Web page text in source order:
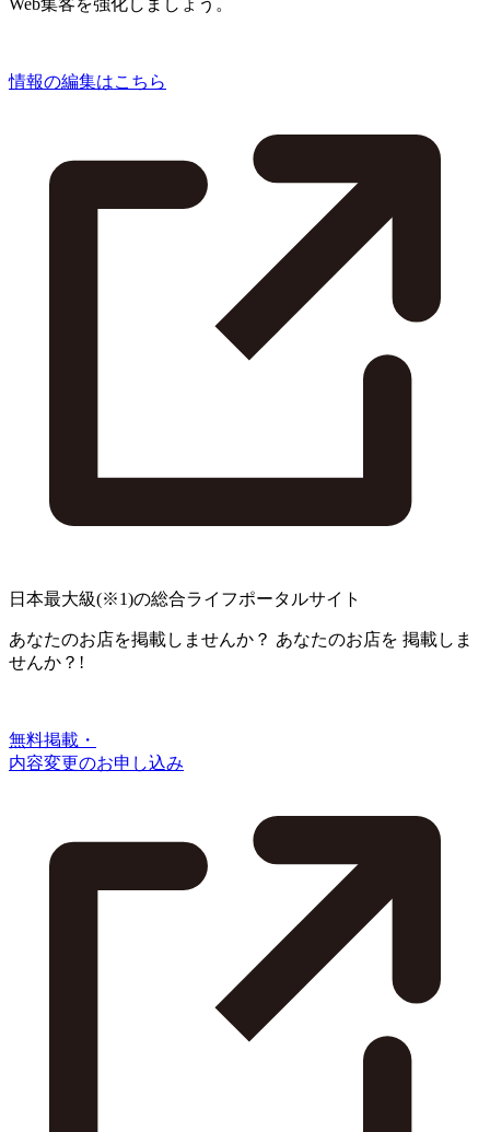
情報の編集はこちら
日本最大級(※1)の総合ライフポータルサイト
あなたのお店を掲載しませんか？ あなたのお店を 掲載しま
せんか？!
無料掲載・
内容変更のお申し込み